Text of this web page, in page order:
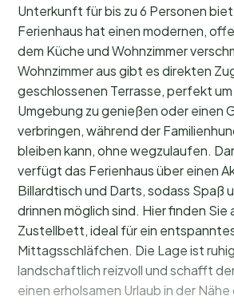
Unterkunft für bis zu 6 Personen
Ferienhaus hat einen modernen,
dem Küche und Wohnzimmer
Wohnzimmer aus gibt es direkten
geschlossenen Terrasse, perfekt
Umgebung zu genießen oder einen
verbringen, während der
bleiben kann, ohne wegzulaufen.
verfügt das Ferienhaus über einen
Billardtisch und Darts, sodass Spaß
drinnen möglich sind. Hier finden Sie
Zustellbett, ideal für ein
Mittagsschläfchen. Die Lage ist
landschaftlich reizvoll und schafft
einen erholsamen Urlaub in der